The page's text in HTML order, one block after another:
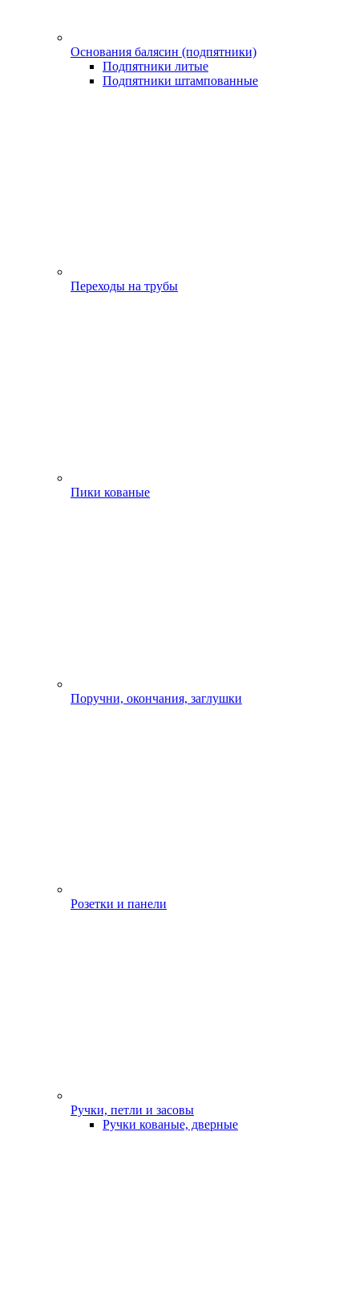
Основания балясин (подпятники)
Подпятники литые
Подпятники штампованные
Переходы на трубы
Пики кованые
Поручни, окончания, заглушки
Розетки и панели
Ручки, петли и засовы
Ручки кованые, дверные